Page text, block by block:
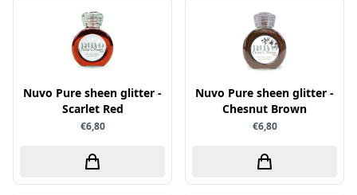
Stitch & Do
Te Gekke Krijtjes
Trowback
Uitdrukvellen
Canvas
Finger Wax
Florence
Gemini
Graphic 45
Hobby Art
Hobbydots
HobbyFun
Hobbyjournaal
Hobbyzine
penselen
rijstpapier
schudmateriaal
Scrappapier
Shiny details
Specialties
Nuvo Pure sheen glitter -
Scarlet Red
€6,80
Nuvo Pure sheen glitter -
Chesnut Brown
€6,80